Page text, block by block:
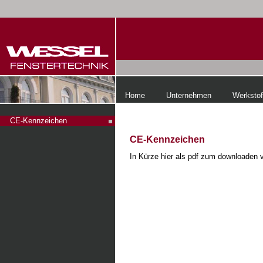
CE-Kennzeichen
Home Unternehmen
CE-Kennzeichen
In Kürze hier als pdf zum downloaden